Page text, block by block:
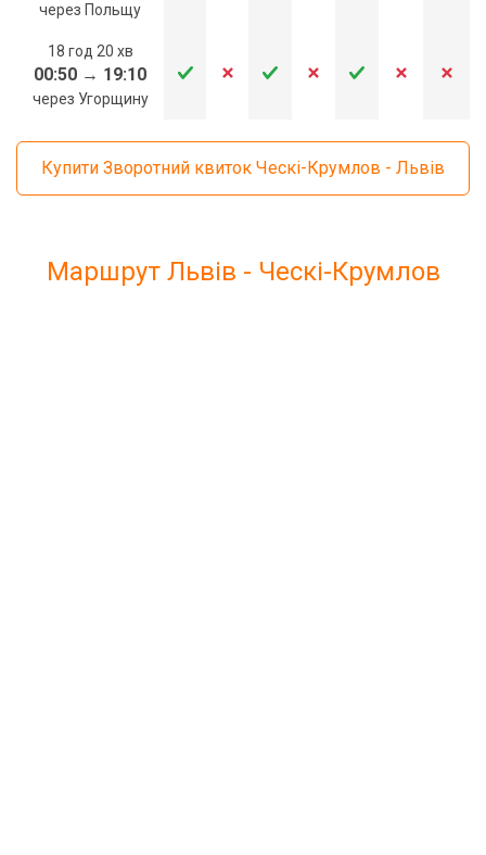
через Польщу
18 год 20 хв
00:50 → 19:10
через Угорщину
Купити Зворотний квиток Ческі-Крумлов - Львів
Маршрут Львів - Ческі-Крумлов